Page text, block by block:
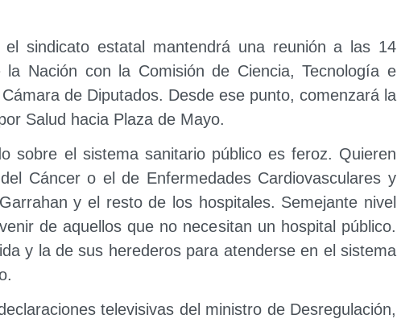
sindicato estatal mantendrá una reunión a las 14
Nación con la Comisión de Ciencia, Tecnología e
de Diputados. Desde ese punto, comenzará la
Salud hacia Plaza de Mayo.
sobre el sistema sanitario público es feroz. Quieren
Cáncer o el de Enfermedades Cardiovasculares y
y el resto de los hospitales. Semejante nivel
de aquellos que no necesitan un hospital público.
y la de sus herederos para atenderse en el sistema
televisivas del ministro de Desregulación,